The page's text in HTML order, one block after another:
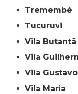
Tremembé
Tucuruvi
Vila Butantã
Vila
Vila Gustavo
Vila Maria